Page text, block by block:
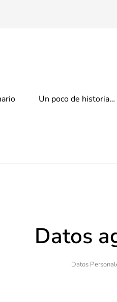
Un poco de historia…
Datos
Author
Datos